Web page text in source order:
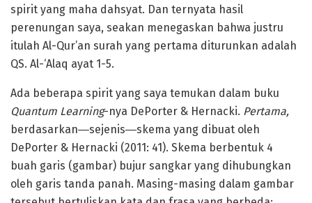
spirit yang maha dahsyat. Dan ternyata hasil
perenungan saya, seakan menegaskan bahwa justru
itulah Al-Qur’an surah yang pertama diturunkan adalah
QS. Al-‘Alaq ayat 1-5.
Ada beberapa spirit yang saya temukan dalam buku
Quantum Learning-nya DePorter & Hernacki. Pertama,
berdasarkan―sejenis―skema yang dibuat oleh
DePorter & Hernacki (2011: 41). Skema berbentuk 4
buah garis (gambar) bujur sangkar yang dihubungkan
oleh garis tanda panah. Masing-masing dalam gambar